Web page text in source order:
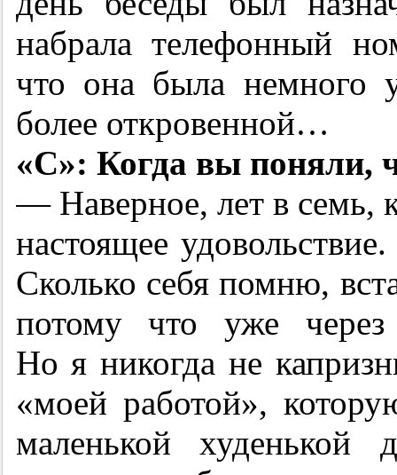
набрала телефонный
что она была немного
более откровенной…
«С»: Когда вы поняли,
— Наверное, лет в семь,
настоящее
Сколько себя помню,
потому что уже через
Но я никогда не
«моей работой»,
маленькой худенькой